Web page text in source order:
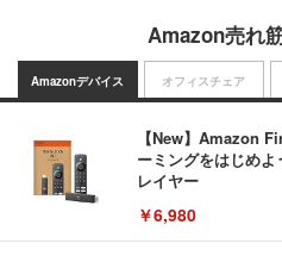
Amazon売れ
Amazonデバイス
【New】Amazon
ーミングをはじめ
レイヤー
￥6,980
オフィスチェア